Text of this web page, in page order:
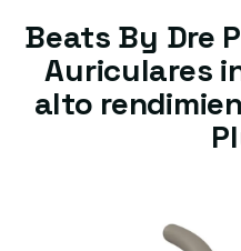
Beats By Dre
Auriculares
alto